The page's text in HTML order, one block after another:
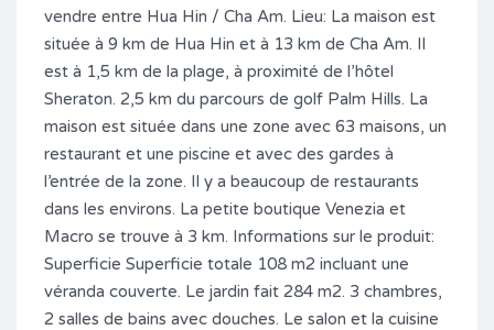
vendre entre Hua Hin / Cha Am. Lieu: La maison est
située à 9 km de Hua Hin et à 13 km de Cha Am. Il
est à 1,5 km de la plage, à proximité de l’hôtel
Sheraton. 2,5 km du parcours de golf Palm Hills. La
maison est située dans une zone avec 63 maisons, un
restaurant et une piscine et avec des gardes à
l’entrée de la zone. Il y a beaucoup de restaurants
dans les environs. La petite boutique Venezia et
Macro se trouve à 3 km. Informations sur le produit:
Superficie Superficie totale 108 m2 incluant une
véranda couverte. Le jardin fait 284 m2. 3 chambres,
2 salles de bains avec douches. Le salon et la cuisine